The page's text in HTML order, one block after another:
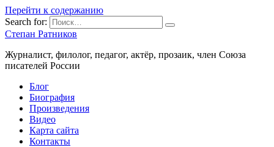
Перейти к содержанию
Search for:
Степан Ратников
Журналист, филолог, педагог, актёр, прозаик, член Союза
писателей России
Блог
Биография
Произведения
Видео
Карта сайта
Контакты